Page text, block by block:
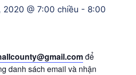
2020 @ 7:00 chiều - 8:00
để
danh sách email và nhận